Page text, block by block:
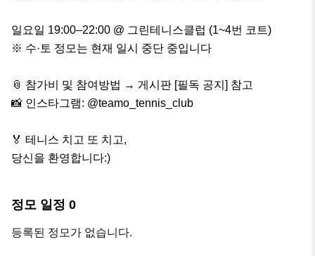
일요일 19:00–22:00 @ 그린테니스클럽 (1~4번 코트)
※ 수·토 정모는 현재 일시 중단 중입니다
📎 참가비 및 참여방법 → 게시판 [필독 공지] 참고
📸 인스타그램: @teamo_tennis_club
🏅 테니스 치고 또 치고,
당신을 환영합니다:)
정모 일정 0
등록된 정모가 없습니다.